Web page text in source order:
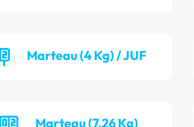
Marteau (4 Kg) / JUF
Marteau (7.26 Kg)